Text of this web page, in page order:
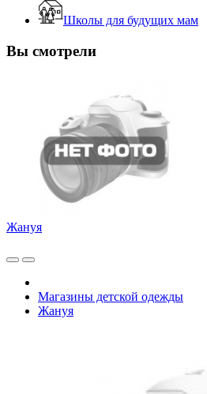
Школы для будущих мам
Вы смотрели
Жануя
Магазины детской одежды
Жануя